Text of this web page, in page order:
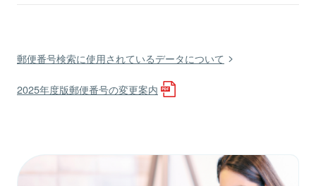
郵便番号検索に使用されているデータについて
2025年度版郵便番号の変更案内